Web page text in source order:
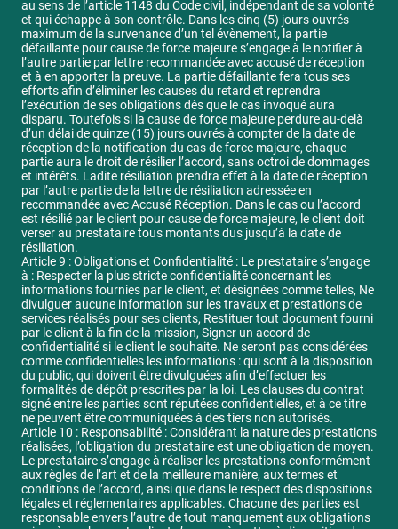
au sens de l’article 1148 du Code civil, indépendant de sa volonté
et qui échappe à son contrôle. Dans les cinq (5) jours ouvrés
maximum de la survenance d’un tel évènement, la partie
défaillante pour cause de force majeure s’engage à le notifier à
l’autre partie par lettre recommandée avec accusé de réception
et à en apporter la preuve. La partie défaillante fera tous ses
efforts afin d’éliminer les causes du retard et reprendra
l’exécution de ses obligations dès que le cas invoqué aura
disparu. Toutefois si la cause de force majeure perdure au-delà
d’un délai de quinze (15) jours ouvrés à compter de la date de
réception de la notification du cas de force majeure, chaque
partie aura le droit de résilier l’accord, sans octroi de dommages
et intérêts. Ladite résiliation prendra effet à la date de réception
par l’autre partie de la lettre de résiliation adressée en
recommandée avec Accusé Réception. Dans le cas ou l’accord
est résilié par le client pour cause de force majeure, le client doit
verser au prestataire tous montants dus jusqu’à la date de
résiliation.
Article 9 : Obligations et Confidentialité : Le prestataire s’engage
à : Respecter la plus stricte confidentialité concernant les
informations fournies par le client, et désignées comme telles, Ne
divulguer aucune information sur les travaux et prestations de
services réalisés pour ses clients, Restituer tout document fourni
par le client à la fin de la mission, Signer un accord de
confidentialité si le client le souhaite. Ne seront pas considérées
comme confidentielles les informations : qui sont à la disposition
du public, qui doivent être divulguées afin d’effectuer les
formalités de dépôt prescrites par la loi. Les clauses du contrat
signé entre les parties sont réputées confidentielles, et à ce titre
ne peuvent être communiquées à des tiers non autorisés.
Article 10 : Responsabilité : Considérant la nature des prestations
réalisées, l’obligation du prestataire est une obligation de moyen.
Le prestataire s’engage à réaliser les prestations conformément
aux règles de l’art et de la meilleure manière, aux termes et
conditions de l’accord, ainsi que dans le respect des dispositions
légales et réglementaires applicables. Chacune des parties est
responsable envers l’autre de tout manquement aux obligations